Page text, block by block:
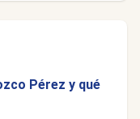
Pérez y qué